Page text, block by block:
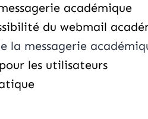
académique
du webmail
la messagerie
les utilisateurs